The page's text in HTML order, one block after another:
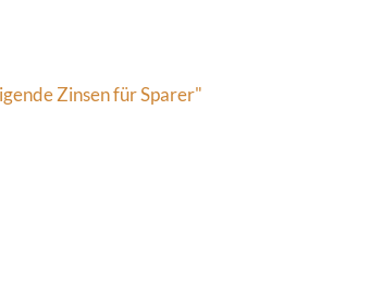
Zinsen für Sparer"